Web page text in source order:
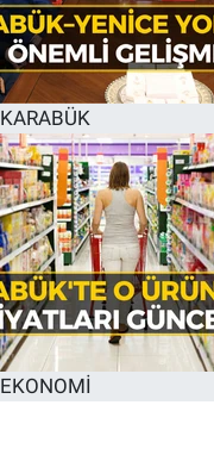
KARABÜK
EKONOMİ
Tüm Manşetler
Son Dakika
Haber Arşivi